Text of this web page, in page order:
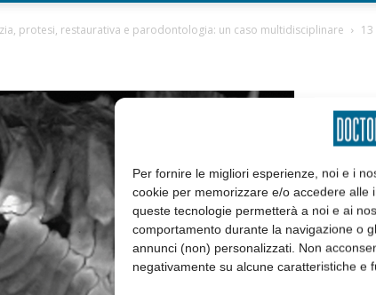
Per fornire le migliori esperienze, noi e i
cookie per memorizzare e/o accedere
queste tecnologie permetterà a noi e ai
comportamento durante la navigazione o
annunci (non) personalizzati. Non
negativamente su alcune caratteristiche e
protesi, restaurativa e parodontologia: un caso multidisciplinare 13